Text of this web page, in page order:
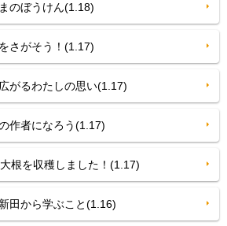
ぼうけん(1.18)
がそう！(1.17)
るわたしの思い(1.17)
者になろう(1.17)
根を収穫しました！(1.17)
から学ぶこと(1.16)